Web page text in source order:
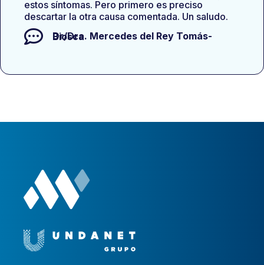
estos síntomas. Pero primero es preciso
descartar la otra causa comentada. Un saludo.
Dr/Dra.
Mercedes del Rey Tomás-Biosca